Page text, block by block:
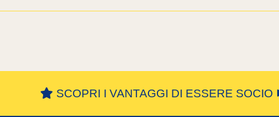
SCOPRI I VANTAGGI DI ESSERE SOCIO